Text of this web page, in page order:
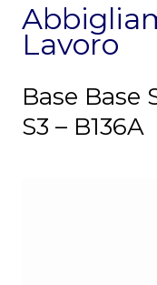
Lavoro
Base Base
S3 – B136A